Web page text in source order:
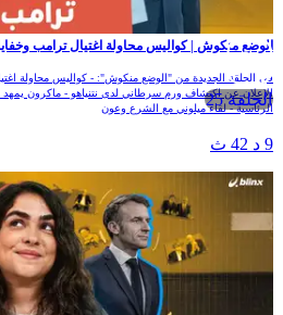
الحلقة 25
الوضع منكوش | كواليس محاولة اغتيال ترامب
في الحلقة الجديدة من "الوضع منكوش": - كواليس محاولة
الإعلان عن اكتشاف ورم سرطاني لدى نتنياهو - ماكرون يمهد
الرئاسية - لقاء ميلوني مع الشرع وعون